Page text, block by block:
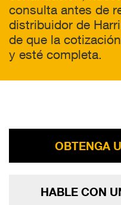
consulta antes de
distribuidor de
de que la
y esté completa.
OBTENGA
HABLE CON